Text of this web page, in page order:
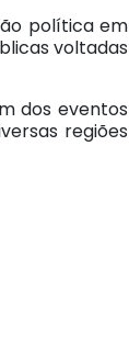
política em
voltadas
dos eventos
regiões